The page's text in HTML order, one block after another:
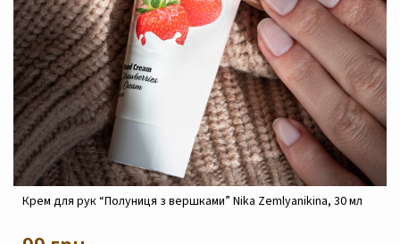
з вершками” Nika Zemlyanikina, 30 мл Крем